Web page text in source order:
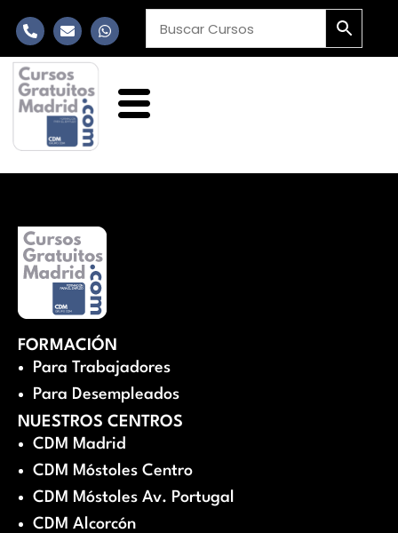
FORMACIÓN
Para Trabajadores
Para Desempleados
NUESTROS CENTROS
CDM Madrid
CDM Móstoles Centro
CDM Móstoles Av. Portugal
CDM Alcorcón